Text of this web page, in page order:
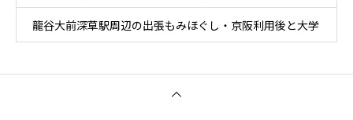
龍谷大前深草駅周辺の出張もみほぐし・京阪利用後と大学